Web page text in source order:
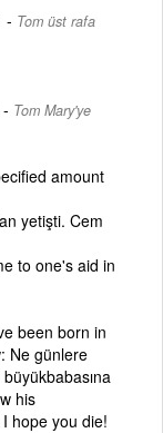
- Tom üst rafa
- Tom Mary'ye
amount
yetişti. Cem
to one's aid in
been born in
Ne günlere
his
hope you die!